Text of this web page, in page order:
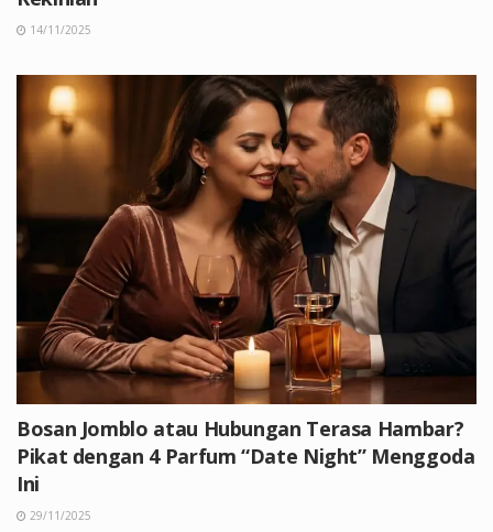
14/11/2025
Bosan Jomblo atau Hubungan Terasa Hambar?
Pikat dengan 4 Parfum “Date Night” Menggoda
Ini
29/11/2025